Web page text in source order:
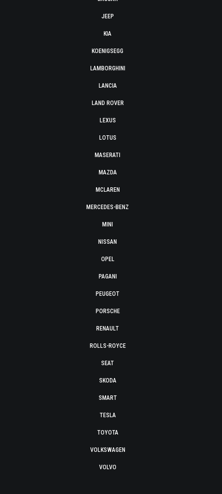
JEEP
KIA
KOENIGSEGG
LAMBORGHINI
LANCIA
LAND ROVER
LEXUS
LOTUS
MASERATI
MAZDA
MCLAREN
MERCEDES-BENZ
MINI
NISSAN
OPEL
PAGANI
PEUGEOT
PORSCHE
RENAULT
ROLLS-ROYCE
SEAT
SKODA
SMART
TESLA
TOYOTA
VOLKSWAGEN
VOLVO